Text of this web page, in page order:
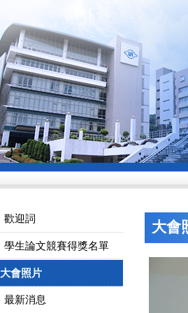
歡迎詞
學生論文競賽得獎名單
大會照片
最新消息
大會